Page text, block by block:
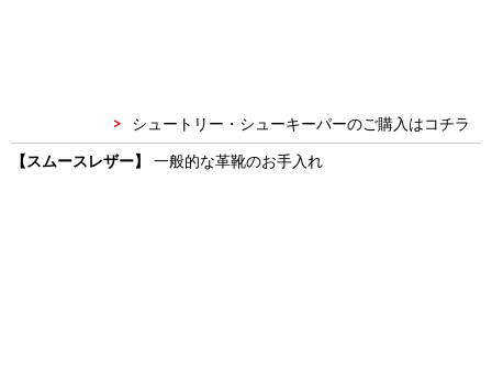
シュートリー・シューキーパーのご購入はコチラ
【スムースレザー】 一般的な革靴のお手入れ